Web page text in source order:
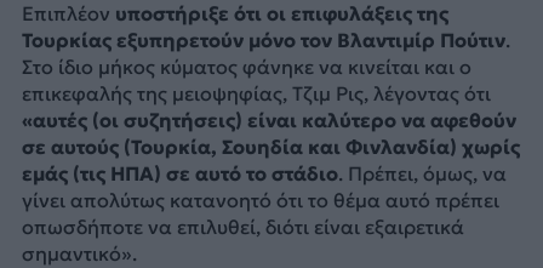
Επιπλέον υποστήριξε ότι οι επιφυλάξεις της
Τουρκίας εξυπηρετούν μόνο τον Βλαντιμίρ Πούτιν.
Στο ίδιο μήκος κύματος φάνηκε να κινείται και ο
επικεφαλής της μειοψηφίας, Τζιμ Ρις, λέγοντας ότι
«αυτές (οι συζητήσεις) είναι καλύτερο να αφεθούν
σε αυτούς (Τουρκία, Σουηδία και Φινλανδία) χωρίς
εμάς (τις ΗΠΑ) σε αυτό το στάδιο. Πρέπει, όμως, να
γίνει απολύτως κατανοητό ότι το θέμα αυτό πρέπει
οπωσδήποτε να επιλυθεί, διότι είναι εξαιρετικά
σημαντικό».